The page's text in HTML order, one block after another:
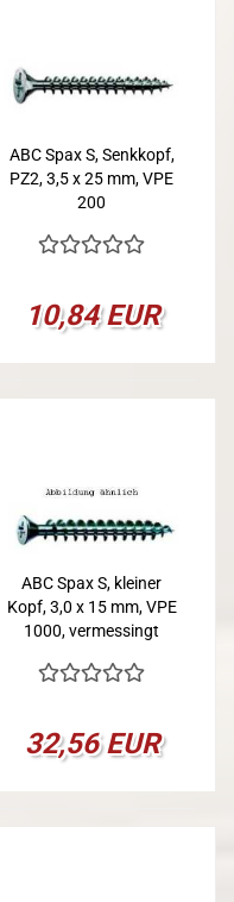
ABC Spax S, Senkkopf,
PZ2, 3,5 x 25 mm, VPE
200
10,84 EUR
ABC Spax S, kleiner
Kopf, 3,0 x 15 mm, VPE
1000, vermessingt
32,56 EUR